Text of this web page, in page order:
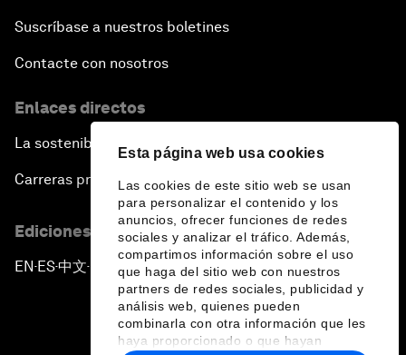
Esta página web usa cookies
Las cookies de este sitio web se usan
para personalizar el contenido y los
anuncios, ofrecer funciones de redes
sociales y analizar el tráfico. Además,
compartimos información sobre el uso
que haga del sitio web con nuestros
partners de redes sociales, publicidad y
análisis web, quienes pueden
combinarla con otra información que les
haya proporcionado o que hayan
Suscríbase a nuestros boletines
Contacte con nosotros
Enlaces directos
La sostenibilidad en el Foro
Carreras profesionales
Ediciones en otros idiomas
EN ▪ES▪中文▪ 日本語